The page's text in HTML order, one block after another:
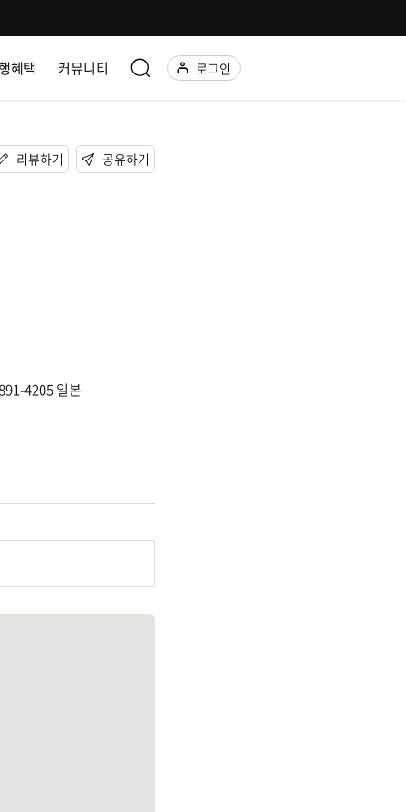
혜택 커뮤니티 로그인
리뷰하기 공유하기
4205 일본